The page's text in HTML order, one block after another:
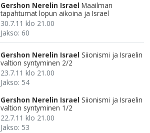
Gershon Nerelin Israel Maailman
tapahtumat lopun aikoina ja Israel
30.7.11 klo 21.00
Jakso: 60
Gershon Nerelin Israel Siionismi ja Israelin
valtion syntyminen 2/2
23.7.11 klo 21.00
Jakso: 54
Gershon Nerelin Israel Siionismi ja Israelin
valtion syntyminen 1/2
22.7.11 klo 21.00
Jakso: 53